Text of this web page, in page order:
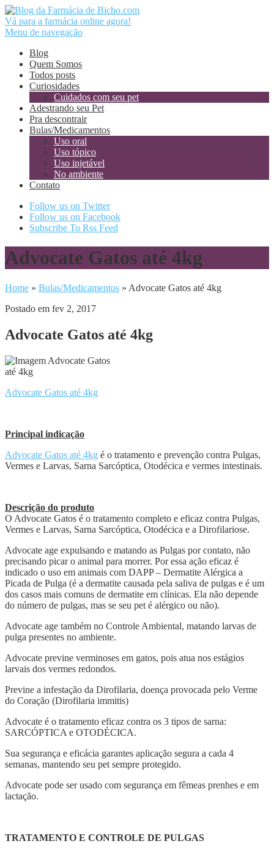
Vá para a farmácia online agora!
Menu de navegação
Blog
Quem Somos
Todos posts
Curiosidades
Cuidados com seu pet
Adestrando seu Pet
Pra descontrair
Bulas/Medicamentos
Uso oral
Uso tópico
Uso injetável
No ambiente
Contato
Follow us on Twitter
Follow us on Facebook
Subscribe To Rss Feed
Advocate Gatos até 4kg
Home » Bulas/Medicamentos » Advocate Gatos até 4kg
Postado em fev 2, 2017
Advocate Gatos até 4kg
Advocate Gatos até 4kg
Principal indicação
Advocate Gatos até 4kg é o tratamento e prevenção contra Pulgas,
Vermes e Larvas, Sarna Sarcóptica, Otodécica e vermes intestinais.
Descrição do produto
O Advocate Gatos é o tratamento completo e eficaz contra Pulgas,
Vermes e Larvas, Sarna Sarcóptica, Otodécica e a Dirofilariose.
Advocate age expulsando e matando as Pulgas por contato, não
precisando picar o animal para morrer. Por essa ação eficaz é
indicado o uso em animais com DAPP – Dermatite Alérgica a
Picada de Pulga (é a dermatite causada pela saliva de pulgas e é um
dos casos mais comuns de dermatite em clínicas. Ela não depende
do número de pulgas, mas se seu pet é alérgico ou não).
Advocate age também no Controle Ambiental, matando larvas de
pulga presentes no ambiente.
Advocate previne verminoses em gatos, pois atua nos estágios
larvais dos vermes redondos.
Previne a infestação da Dirofilaria, doença provocada pelo Verme
do Coração (Dirofilaria immitis)
Advocate é o tratamento eficaz contra os 3 tipos de sarna:
SARCÓPTICA e OTODÉCICA.
Sua segurança e eficácia garantes aplicação segura a cada 4
semanas, mantendo seu pet sempre protegido.
Advocate pode ser usado com segurança em fêmeas prenhes e em
lactação.
TRATAMENTO E CONTROLE DE PULGAS